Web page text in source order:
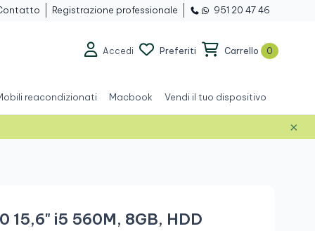
Registrazione professionale 951 20 47 46
Accedi Preferiti Carrello 0
reacondizionati Macbook Vendi il tuo dispositivo
×
15,6" i5 560M, 8GB, HDD